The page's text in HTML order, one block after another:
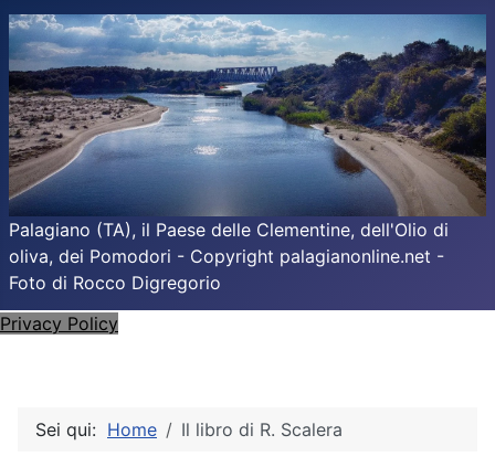
Palagiano (TA), il Paese delle Clementine, dell'Olio di
oliva, dei Pomodori - Copyright palagianonline.net -
Foto di Rocco Digregorio
Privacy Policy
Sei qui: Home Il libro di R. Scalera